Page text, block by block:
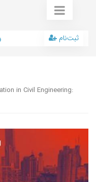
ثبت‌نام
in Civil Engineering: